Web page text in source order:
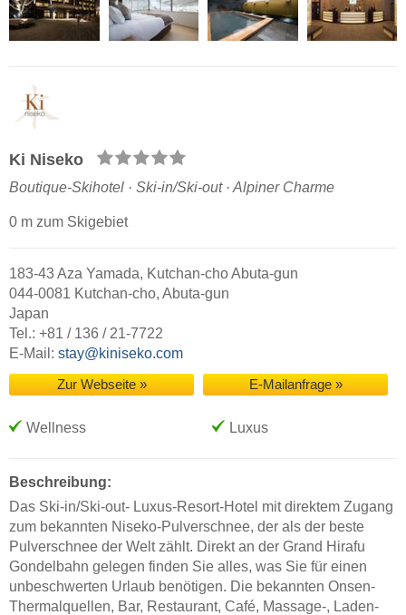
Ki Niseko
Boutique-Skihotel · Ski-in/Ski-out · Alpiner Charme
0 m zum Skigebiet
183-43 Aza Yamada, Kutchan-cho Abuta-gun
044-0081 Kutchan-cho, Abuta-gun
Japan
Tel.: +81 / 136 / 21-7722
E-Mail: stay@kiniseko.com
Zur Webseite » E-Mailanfrage »
Wellness Luxus
Beschreibung:
Das Ski-in/Ski-out- Luxus-Resort-Hotel mit direktem Zugang
zum bekannten Niseko-Pulverschnee, der als der beste
Pulverschnee der Welt zählt. Direkt an der Grand Hirafu
Gondelbahn gelegen finden Sie alles, was Sie für einen
unbeschwerten Urlaub benötigen. Die bekannten Onsen-
Thermalquellen, Bar, Restaurant, Café, Massage-, Laden-